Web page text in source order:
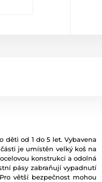
děti od 1 do 5 let. Vybavena
je umístěn velký koš na
konstrukci a odolná
pásy zabraňují vypadnutí
větší bezpečnost mohou